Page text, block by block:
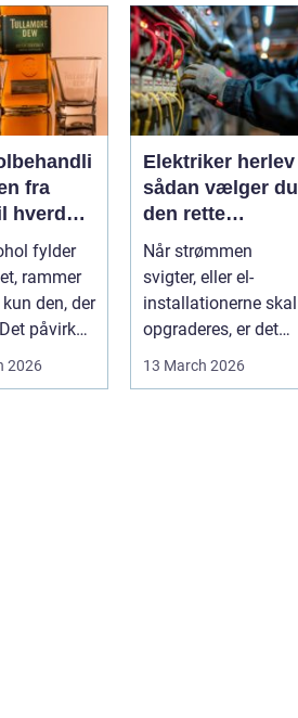
hverdag
fylder
rammer
den, der
påvirker
arbej...
2026
Elektriker herlev
sådan vælger du
den rette
fagmand til dine
el-opgaver
Når strømmen
svigter, eller el-
installationerne skal
opgraderes, er det
afgørende at have
13 March 2026